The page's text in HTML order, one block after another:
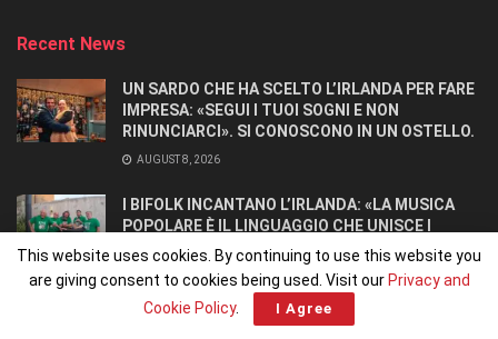
Recent News
UN SARDO CHE HA SCELTO L’IRLANDA PER FARE
IMPRESA: «SEGUI I TUOI SOGNI E NON
RINUNCIARCI». SI CONOSCONO IN UN OSTELLO.
AUGUST 8, 2026
I BIFOLK INCANTANO L’IRLANDA: «LA MUSICA
POPOLARE È IL LINGUAGGIO CHE UNISCE I
POPOLI»
JULY 31, 2026
This website uses cookies. By continuing to use this website you
are giving consent to cookies being used. Visit our Privacy and
Cookie Policy. I Agree